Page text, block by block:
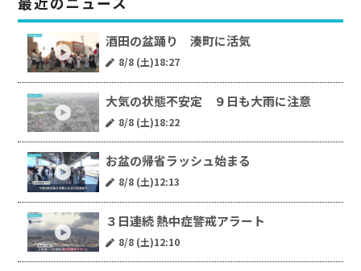
酒田の盆踊り 湊町に活気
8/8 (土)18:27
大気の状態不安定 ９日も大雨に注意
8/8 (土)18:22
お盆の帰省ラッシュ始まる
8/8 (土)12:13
３日連続 熱中症警戒アラート
8/8 (土)12:10